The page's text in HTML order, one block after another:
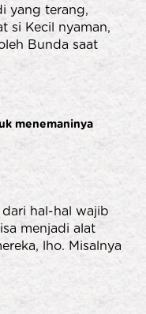
yang terang,
si Kecil nyaman,
Bunda saat
menemaninya
hal-hal wajib
menjadi alat
lho. Misalnya